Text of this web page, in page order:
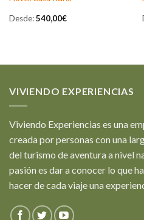
Desde:540,00€
VIVIENDO EXPERIENCIAS
Viviendo Experiencias es una
creada por personas con una
del turismo de aventura a nivel
pasión es dar a conocer lo que
hacer de cada viaje una